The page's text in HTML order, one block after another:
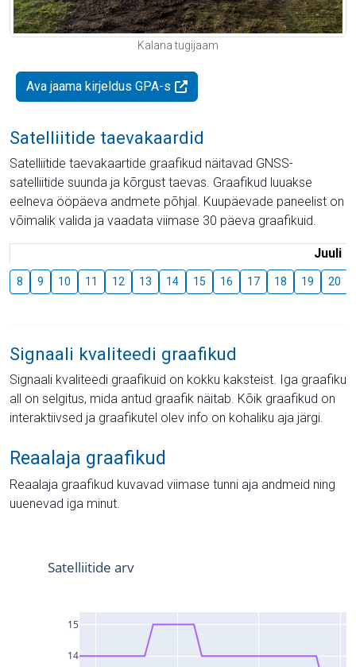
Kalana tugijaam
Ava jaama kirjeldus GPA-s
Satelliitide taevakaardid
Satelliitide taevakaartide graafikud näitavad GNSS-
satelliitide suunda ja kõrgust taevas. Graafikud luuakse
eelneva ööpäeva andmete põhjal. Kuupäevade paneelist on
võimalik valida ja vaadata viimase 30 päeva graafikuid.
Juuli
8 9 10 11 12 13 14 15 16 17 18 19 20
Signaali kvaliteedi graafikud
Signaali kvaliteedi graafikuid on kokku kaksteist. Iga graafiku
all on selgitus, mida antud graafik näitab. Kõik graafikud on
interaktiivsed ja graafikutel olev info on kohaliku aja järgi.
Reaalaja graafikud
Reaalaja graafikud kuvavad viimase tunni aja andmeid ning
uuenevad iga minut.